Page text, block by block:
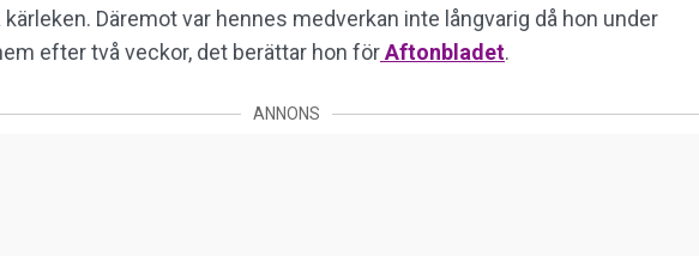
Däremot var hennes medverkan inte långvarig då hon under
efter två veckor, det berättar hon förAftonbladet.
ANNONS